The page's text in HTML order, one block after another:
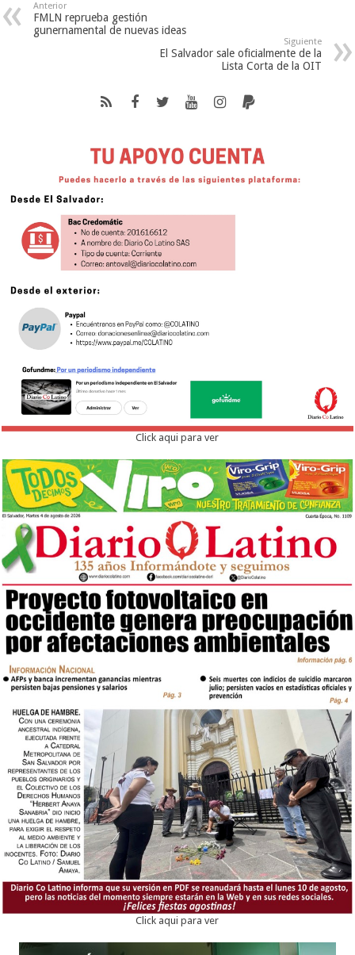
Anterior
FMLN reprueba gestión
gunernamental de nuevas ideas
Siguiente
El Salvador sale oficialmente de la
Lista Corta de la OIT
Click aqui para ver
Click aqui para ver